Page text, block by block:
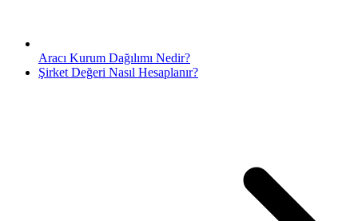
Aracı Kurum Dağılımı Nedir?
Şirket Değeri Nasıl Hesaplanır?